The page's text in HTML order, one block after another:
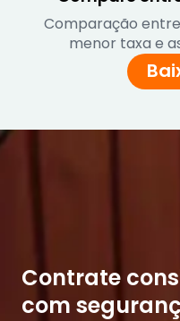
Comparação
menor taxa e
Contrate
com